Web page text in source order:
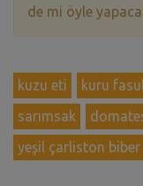
de mi öyle
kuzu eti kuru
sarımsak
yeşil çarliston biber